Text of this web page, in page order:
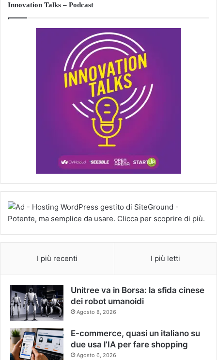
Innovation Talks – Podcast
I più recenti I più letti
Unitree va in Borsa: la sfida cinese
dei robot umanoidi
Agosto 8, 2026
E-commerce, quasi un italiano su
due usa l’IA per fare shopping
Agosto 6, 2026